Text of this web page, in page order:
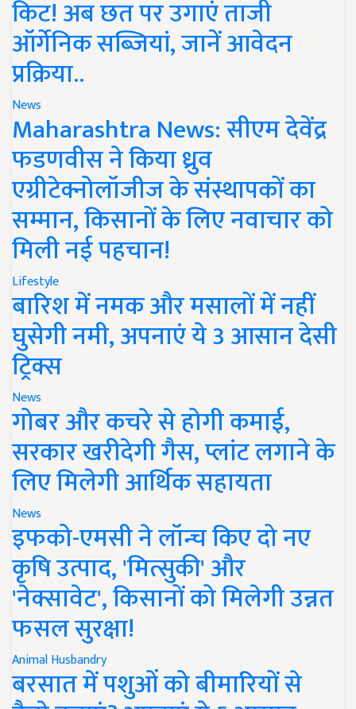
किट! अब छत पर उगाएं ताजी
ऑर्गेनिक सब्जियां, जानें आवेदन
प्रक्रिया..
News
Maharashtra News: सीएम देवेंद्र
फडणवीस ने किया ध्रुव
एग्रीटेक्नोलॉजीज के संस्थापकों का
सम्मान, किसानों के लिए नवाचार को
मिली नई पहचान!
Lifestyle
बारिश में नमक और मसालों में नहीं
घुसेगी नमी, अपनाएं ये 3 आसान देसी
ट्रिक्स
News
गोबर और कचरे से होगी कमाई,
सरकार खरीदेगी गैस, प्लांट लगाने के
लिए मिलेगी आर्थिक सहायता
News
इफको-एमसी ने लॉन्च किए दो नए
कृषि उत्पाद, 'मित्सुकी' और
'नेक्सावेट', किसानों को मिलेगी उन्नत
फसल सुरक्षा!
Animal Husbandry
बरसात में पशुओं को बीमारियों से